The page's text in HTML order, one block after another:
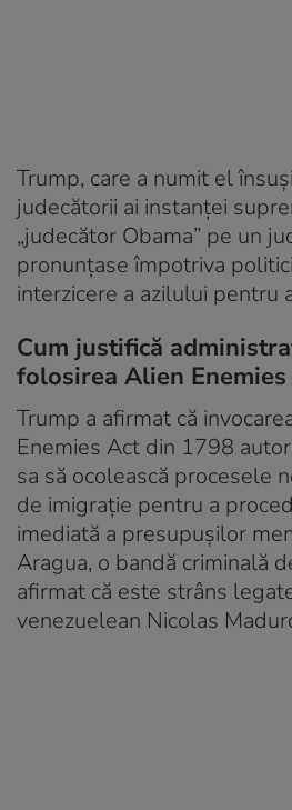
Trump, care a numit el
judecătorii ai instanţei
„judecător Obama” pe un
pronunţase împotriva
interzicere a azilului pentru
Cum justifică
folosirea Alien
Trump a afirmat că
Enemies Act din 1798
sa să ocolească procesele
de imigraţie pentru a
imediată a presupuşilor
Aragua, o bandă criminală
afirmat că este strâns
venezuelean Nicolas